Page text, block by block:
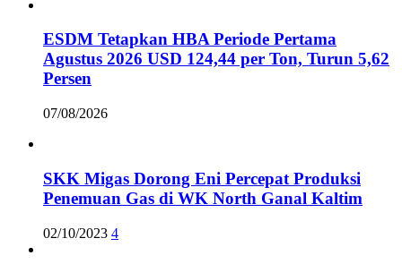
ESDM Tetapkan HBA Periode Pertama
Agustus 2026 USD 124,44 per Ton, Turun 5,62
Persen
07/08/2026
SKK Migas Dorong Eni Percepat Produksi
Penemuan Gas di WK North Ganal Kaltim
02/10/2023 4